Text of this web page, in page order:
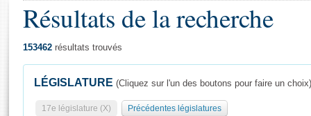
Général
Résultats de la recherche
153462 résultats trouvés
LÉGISLATURE (Cliquez sur l'un des boutons pour faire un choix)
17e législature (X) Précédentes législatures